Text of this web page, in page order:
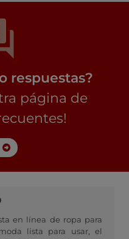
respuestas?
página de
en línea de ropa para
lista para usar, el